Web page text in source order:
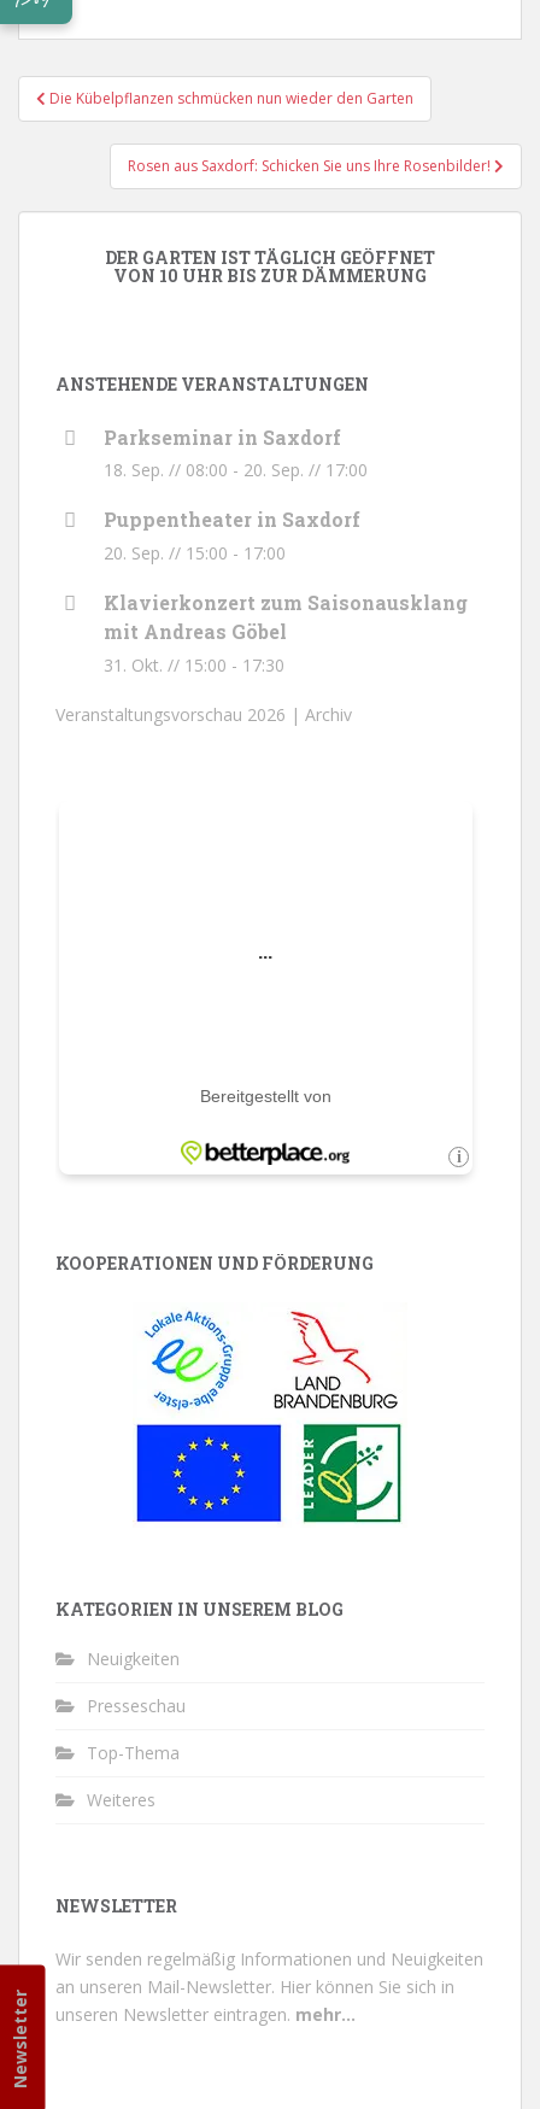
Beitragsnavigation
Die Kübelpflanzen schmücken nun wieder den Garten
Rosen aus Saxdorf: Schicken Sie uns Ihre Rosenbilder!
DER GARTEN IST TÄGLICH GEÖFFNET
VON 10 UHR BIS ZUR DÄMMERUNG
ANSTEHENDE VERANSTALTUNGEN
Parkseminar in Saxdorf
18. Sep. // 08:00 - 20. Sep. // 17:00
Puppentheater in Saxdorf
20. Sep. // 15:00 - 17:00
Klavierkonzert zum Saisonausklang
mit Andreas Göbel
31. Okt. // 15:00 - 17:30
Veranstaltungsvorschau 2026 | Archiv
KOOPERATIONEN UND FÖRDERUNG
KATEGORIEN IN UNSEREM BLOG
Neuigkeiten
Presseschau
Top-Thema
Weiteres
NEWSLETTER
Newsletter
Wir senden regelmäßig Informationen und Neuigkeiten
an unseren Mail-Newsletter. Hier können Sie sich in
unseren Newsletter eintragen. mehr...